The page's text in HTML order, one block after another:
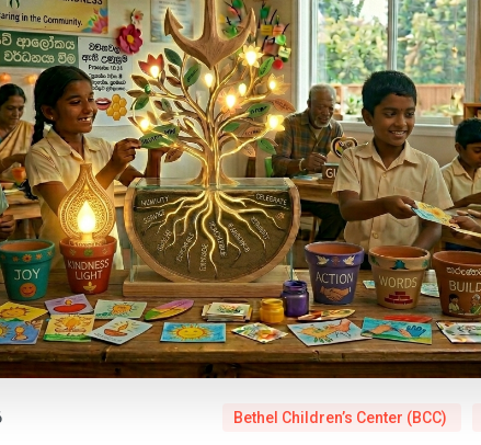
Bethel Children’s Center (BCC)